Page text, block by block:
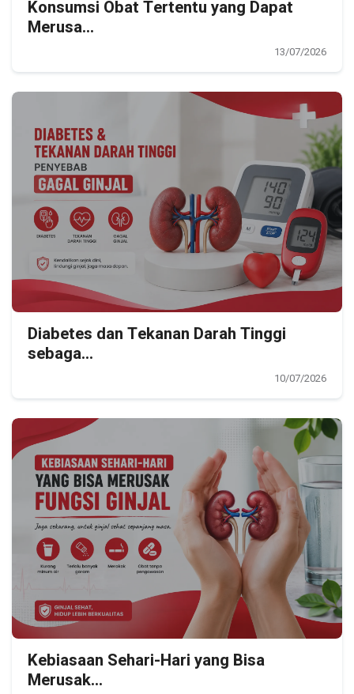
Konsumsi Obat Tertentu yang Dapat
Merusa...
13/07/2026
Diabetes dan Tekanan Darah Tinggi
sebaga...
10/07/2026
Kebiasaan Sehari-Hari yang Bisa
Merusak...